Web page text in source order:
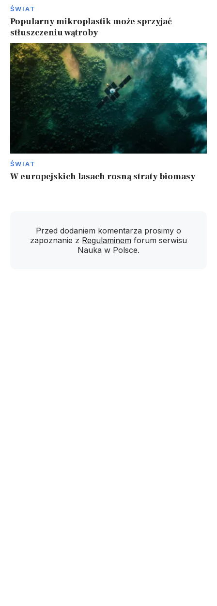
ŚWIAT
Popularny mikroplastik może sprzyjać
stłuszczeniu wątroby
ŚWIAT
W europejskich lasach rosną straty biomasy
Przed dodaniem komentarza prosimy o
zapoznanie z Regulaminem forum serwisu
Nauka w Polsce.